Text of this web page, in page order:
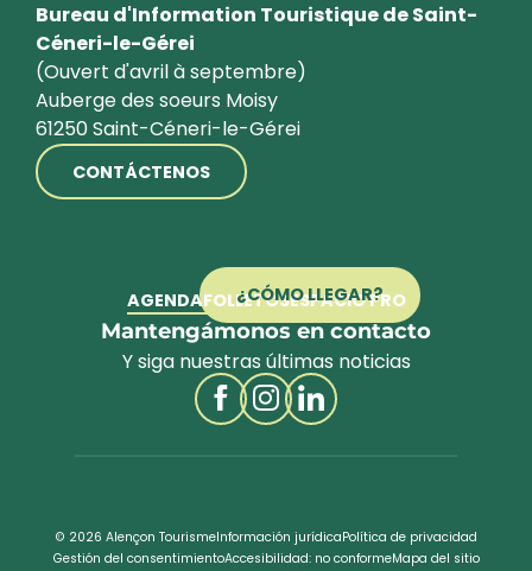
Bureau d'Information Touristique de Saint-
Céneri-le-Gérei
(Ouvert d'avril à septembre)
Auberge des soeurs Moisy
61250 Saint-Céneri-le-Gérei
CONTÁCTENOS
¿CÓMO LLEGAR?
AGENDAFOLLETOSESPACIO PRO
Mantengámonos en contacto
Y siga nuestras últimas noticias
© 2026 Alençon TourismeInformación jurídicaPolítica de privacidad
Gestión del consentimientoAccesibilidad: no conformeMapa del sitio